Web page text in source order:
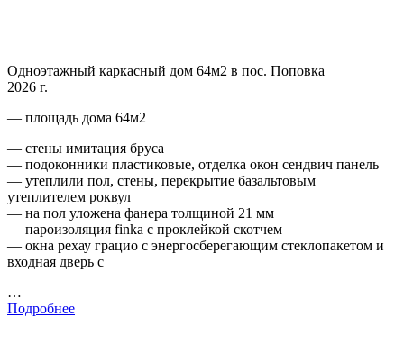
Одноэтажный каркасный дом 64м2 в пос. Поповка
2026 г.
— площадь дома 64м2
— стены имитация бруса
— подоконники пластиковые, отделка окон сендвич панель
— утеплили пол, стены, перекрытие базальтовым
утеплителем роквул
— на пол уложена фанера толщиной 21 мм
— пароизоляция finka с проклейкой скотчем
— окна рехау грацио с энергосберегающим стеклопакетом и
входная дверь с
…
Подробнее